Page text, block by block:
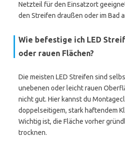
Netzteil für den Einsatzort
den Streifen draußen oder im Bad
Wie befestige ich LED
oder rauen Flächen?
Die meisten LED Streifen sind
unebenen oder leicht rauen
nicht gut. Hier kannst du
doppelseitigem, stark haftendem
Wichtig ist, die Fläche vorher
trocknen.